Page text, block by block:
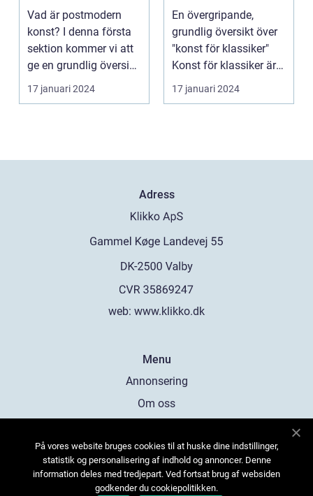
analys av en
mångfacetterad
rörelse
Vad är postmodern
konst? I denna första
sektion kommer vi att
ge en grundlig översikt
över postmode...
17 januari 2024
tidlösa konsten
En övergripande,
grundlig översikt över
"konst för klassiker"
Konst för klassiker är
en genre inom ...
17 januari 2024
Adress
web: www.klikko.dk
Menu
Annonsering
Om oss
Kontakta oss
Sitemap
På vores website bruges cookies til at huske dine indstillinger,
statistik og personalisering af indhold og annoncer. Denne
information deles med tredjepart. Ved fortsat brug af websiden
godkender du cookiepolitikken.